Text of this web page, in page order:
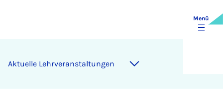
Menü
Ak­tu­el­le Lehr­ver­an­stal­tun­gen